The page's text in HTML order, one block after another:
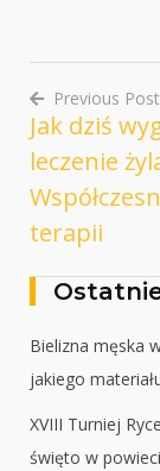
Nawigacja
wpisu
Previous Post
Jak dziś
leczenie
terapii
Bielizna męska
jakiego
XVIII Turniej
święto w